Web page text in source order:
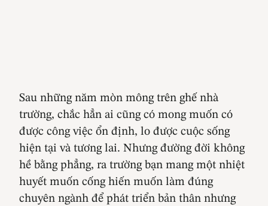
Sau những năm mòn mông trên ghế nhà
trường, chắc hẳn ai cũng có mong muốn có
được công việc ổn định, lo được cuộc sống
hiện tại và tương lai. Nhưng đường đời không
hề bằng phẳng, ra trường bạn mang một nhiệt
huyết muốn cống hiến muốn làm đúng
chuyên ngành để phát triển bản thân nhưng